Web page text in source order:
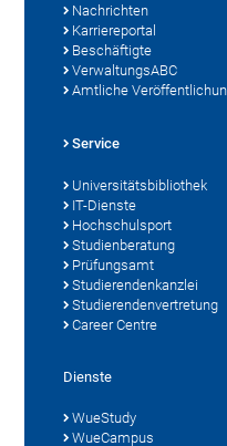
Nachrichten
Karriereportal
Beschäftigte
VerwaltungsABC
Amtliche
Service
Universitätsbibliothek
IT-Dienste
Hochschulsport
Studienberatung
Prüfungsamt
Studierendenkanzlei
Studierendenvertretung
Career Centre
Dienste
WueStudy
WueCampus